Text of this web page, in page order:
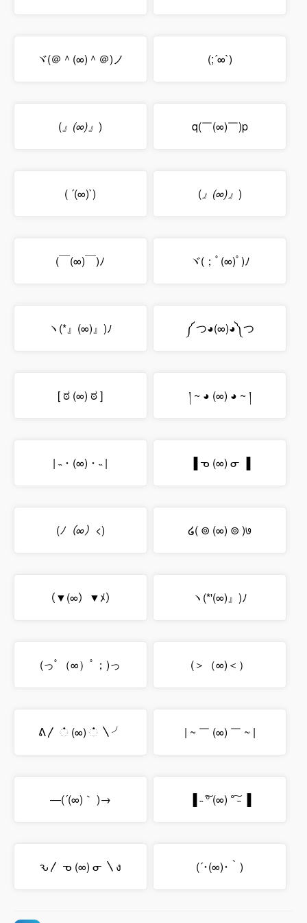
ヾ(＠＾(∞)＾＠)ノ (;´∞`)
(』(∞)』) q(￣(∞)￣)p
( ´(∞)`) (』(∞)』 )
(￣(∞)￣)ﾉ ヾ(；ﾟ(∞)ﾟ)ﾉ
ヽ(*』(∞)』)ﾉ ༼ つ◕(∞)◕༽つ
[ ಠ (∞) ಠ ] ། ~ ◕ (∞) ◕ ~ །
| ˵ ･ (∞) ･ ˵ | ▐ ᓀ (∞) ᓂ ▐
(ﾉ（∞）<) ໒( ⊚ (∞) ⊚ )७
（▼(∞）▼ﾒ） ヽ(*'(∞)』)ﾉ
(っﾟ（∞）ﾟ；)っ (＞（∞)＜）
ᕕ〳 ் (∞) ் 〵╯ | ~ ￣ (∞) ￣ ~ |
―(´(∞)｀ )→ ▐ ˵ ͠° (∞) °͠ ˵ ▐
ԅ〳 ᓀ (∞) ᓂ 〵ง (´･(∞)･｀)